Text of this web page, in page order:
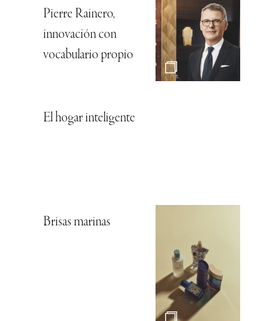
Pierre Rainero,
innovación con
vocabulario propio
El hogar inteligente
Brisas marinas